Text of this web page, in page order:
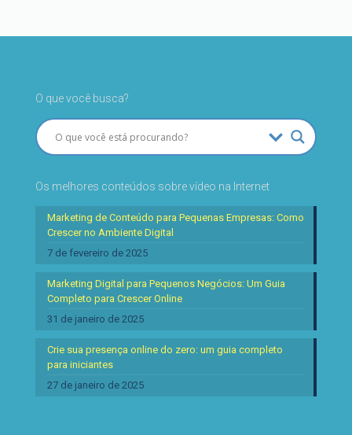
O que você busca?
Os melhores conteúdos sobre vídeo na Internet
Marketing de Conteúdo para Pequenas Empresas: Como
Crescer no Ambiente Digital
7 de fevereiro de 2025
Marketing Digital para Pequenos Negócios: Um Guia
Completo para Crescer Online
31 de janeiro de 2025
Crie sua presença online do zero: um guia completo
para iniciantes
27 de janeiro de 2025